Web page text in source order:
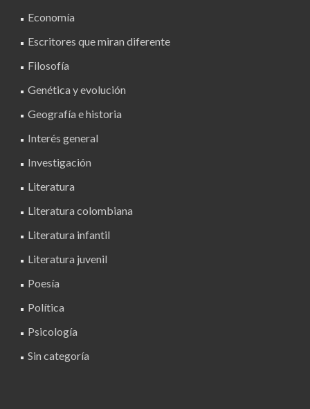
Economía
Escritores que miran diferente
Filosofía
Genética y evolución
Geografía e historia
Interés general
Investigación
Literatura
Literatura colombiana
Literatura infantil
Literatura juvenil
Poesía
Política
Psicología
Sin categoría